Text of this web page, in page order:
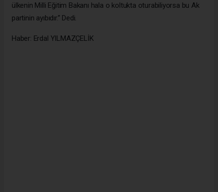
ülkenin Milli Eğitim Bakanı hala o koltukta oturabiliyorsa bu Ak
partinin ayıbıdır.” Dedi.
Haber: Erdal YILMAZÇELİK